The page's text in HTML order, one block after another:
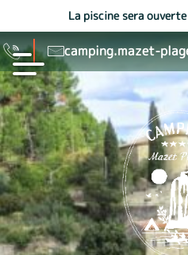
La piscine sera
camping.mazet-